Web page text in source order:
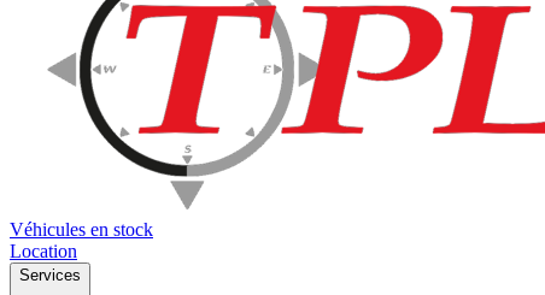
Véhicules en stock
Location
Services